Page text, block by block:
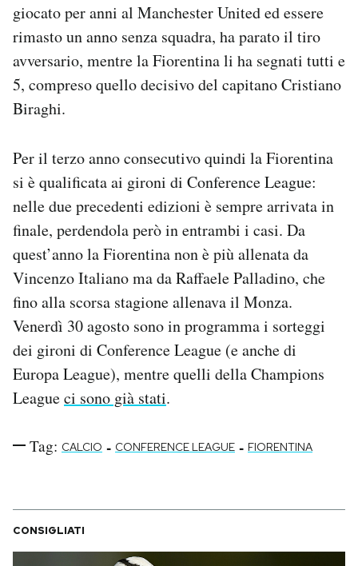
giocato per anni al Manchester United ed essere
rimasto un anno senza squadra, ha parato il tiro
avversario, mentre la Fiorentina li ha segnati tutti e
5, compreso quello decisivo del capitano Cristiano
Biraghi.
Per il terzo anno consecutivo quindi la Fiorentina
si è qualificata ai gironi di Conference League:
nelle due precedenti edizioni è sempre arrivata in
finale, perdendola però in entrambi i casi. Da
quest’anno la Fiorentina non è più allenata da
Vincenzo Italiano ma da Raffaele Palladino, che
fino alla scorsa stagione allenava il Monza.
Venerdì 30 agosto sono in programma i sorteggi
dei gironi di Conference League (e anche di
Europa League), mentre quelli della Champions
Leagueci sono già stati.
Tag: CALCIO - CONFERENCE LEAGUE - FIORENTINA
CONSIGLIATI